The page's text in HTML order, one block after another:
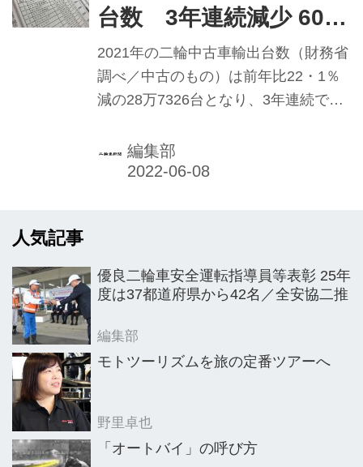
台数 3年連続減少 60％
が50ccクラス 電動二
輪車が15％に急伸
2021年の二輪中古車輸出台数（財務省
調べ／中古のもの）は前年比22・1％
減の28万7326台となり、3年連続で減
最も多い50万2497台を記録したが、こ
の20年間で最も低い水準となった。金
症拡大の影響による世界経済の減速や
21年時における円高傾向などが影響し
編集部
人気記事
優良二輪車安全運転指導員等表彰 25年
度は37都道府県から42名／全安協二推
編集部
モトツーリズムを旅の定番ツアーへ
野里卓也
「オートバイ」の呼び方